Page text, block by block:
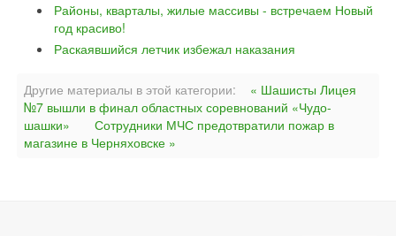
Районы, кварталы, жилые массивы - встречаем Новый
год красиво!
Раскаявшийся летчик избежал наказания
Другие материалы в этой категории:
« Шашисты Лицея
№7 вышли в финал областных соревнований «Чудо-
шашки»
Сотрудники МЧС предотвратили пожар в
магазине в Черняховске »